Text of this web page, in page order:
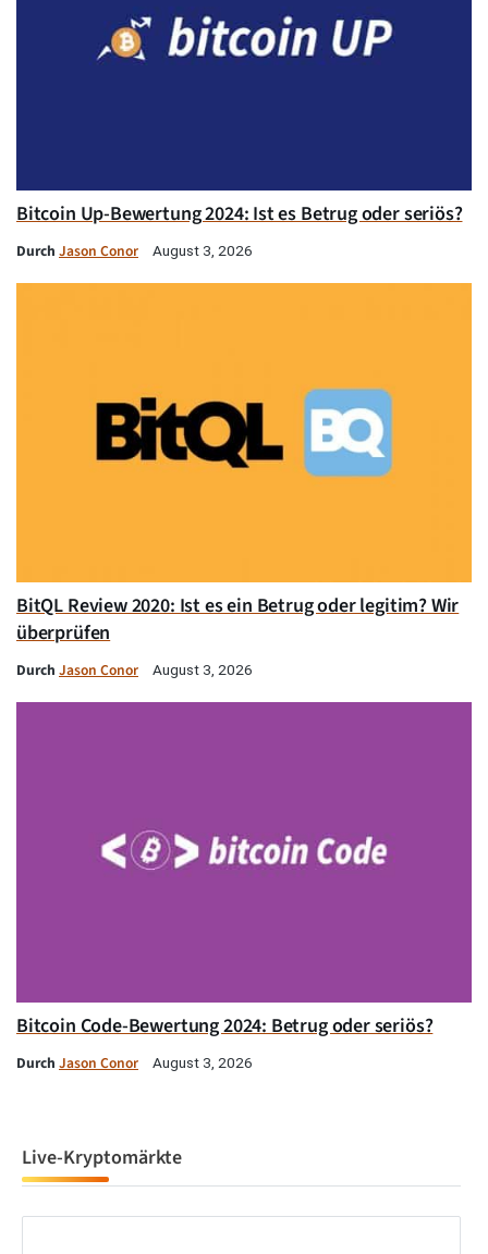
Bitcoin Up-Bewertung 2024: Ist es Betrug oder seriös?
Durch Jason Conor August 3, 2026
BitQL Review 2020: Ist es ein Betrug oder legitim? Wir
überprüfen
Durch Jason Conor August 3, 2026
Bitcoin Code-Bewertung 2024: Betrug oder seriös?
Durch Jason Conor August 3, 2026
Live-Kryptomärkte